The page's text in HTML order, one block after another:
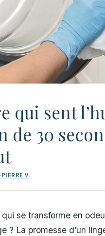
qui sent
de 30
V.
se transforme en
? La promesse d’un